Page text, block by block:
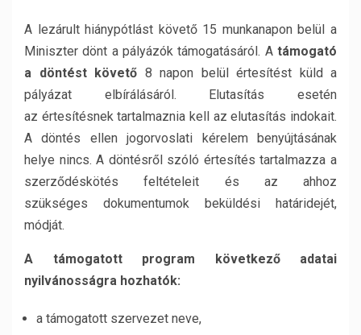
A lezárult hiánypótlást követő 15 munkanapon belül a
Miniszter dönt a pályázók támogatásáról. A támogató
a döntést követő 8 napon belül értesítést küld a
pályázat elbírálásáról. Elutasítás esetén
az értesítésnek tartalmaznia kell az elutasítás indokait.
A döntés ellen jogorvoslati kérelem benyújtásának
helye nincs. A döntésről szóló értesítés tartalmazza a
szerződéskötés feltételeit és az ahhoz
szükséges dokumentumok beküldési határidejét,
módját.
A támogatott program következő adatai
nyilvánosságra hozhatók:
a támogatott szervezet neve,